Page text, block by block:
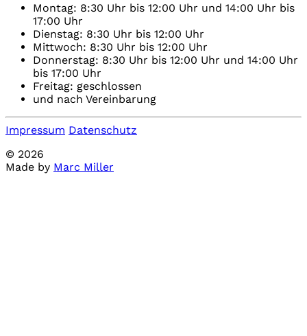
Montag: 8:30 Uhr bis 12:00 Uhr und 14:00 Uhr bis
17:00 Uhr
Dienstag: 8:30 Uhr bis 12:00 Uhr
Mittwoch: 8:30 Uhr bis 12:00 Uhr
Donnerstag: 8:30 Uhr bis 12:00 Uhr und 14:00 Uhr
bis 17:00 Uhr
Freitag: geschlossen
und nach Vereinbarung
Impressum Datenschutz
© 2026
Made by Marc Miller